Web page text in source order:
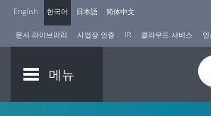
English 한국어 日本語 简体中文
문서 라이브러리 사업장 인증 IR 클라우드 서비스
메뉴